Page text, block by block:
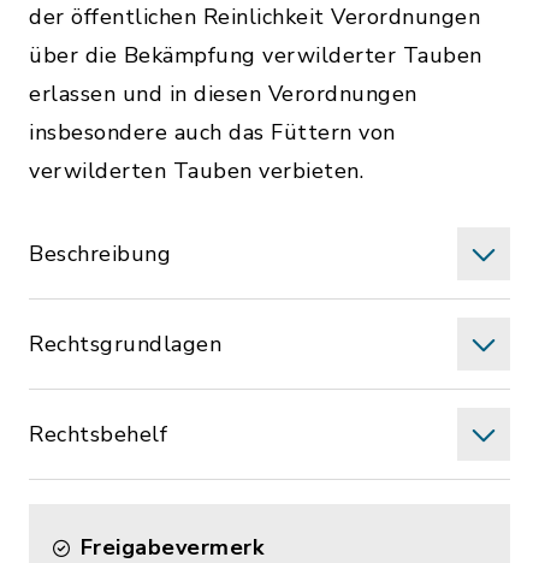
der öffentlichen Reinlichkeit Verordnungen
über die Bekämpfung verwilderter Tauben
erlassen und in diesen Verordnungen
insbesondere auch das Füttern von
verwilderten Tauben verbieten.
Beschreibung
Rechtsgrundlagen
Rechtsbehelf
Freigabevermerk